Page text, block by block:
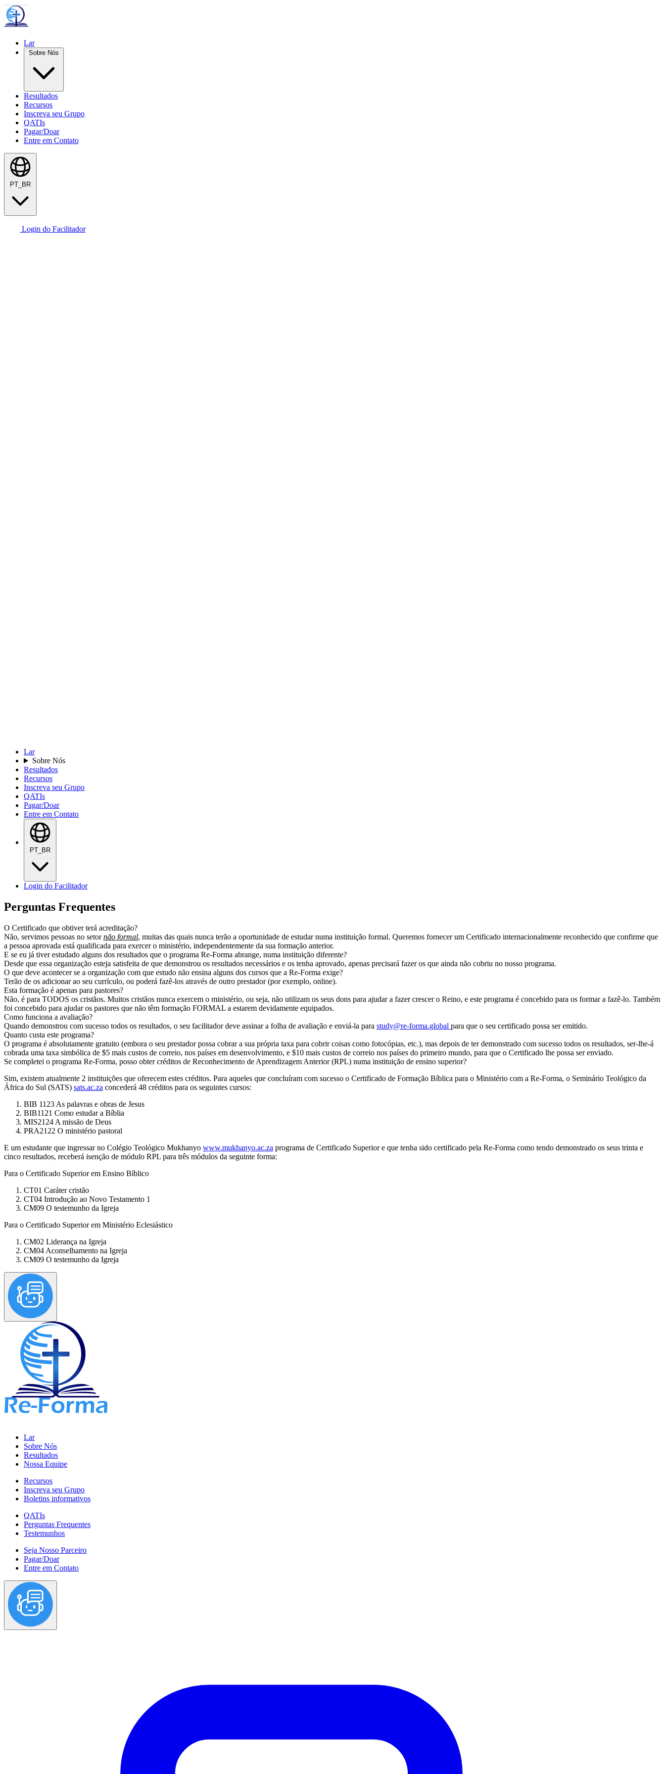
Lar
Sobre Nós
Resultados
Recursos
Inscreva seu Grupo
QATIs
Pagar/Doar
Entre em Contato
PT_BR
Login do Facilitador
Lar
Sobre Nós
Resultados
Recursos
Inscreva seu Grupo
QATIs
Pagar/Doar
Entre em Contato
PT_BR
Login do Facilitador
Perguntas Frequentes
O Certificado que obtiver terá acreditação?
Não, servimos pessoas no setornão formal, muitas das quais nunca terão a oportunidade de estudar numa instituição formal. Queremos fornecer um Certificado internacionalmente reconhecido que confirme que
a pessoa aprovada está qualificada para exercer o ministério, independentemente da sua formação anterior.
E se eu já tiver estudado alguns dos resultados que o programa Re-Forma abrange, numa instituição diferente?
Desde que essa organização esteja satisfeita de que demonstrou os resultados necessários e os tenha aprovado, apenas precisará fazer os que ainda não cobriu no nosso programa.
O que deve acontecer se a organização com que estudo não ensina alguns dos cursos que a Re-Forma exige?
Terão de os adicionar ao seu currículo, ou poderá fazê-los através de outro prestador (por exemplo, online).
Esta formação é apenas para pastores?
Não, é para TODOS os cristãos. Muitos cristãos nunca exercem o ministério, ou seja, não utilizam os seus dons para ajudar a fazer crescer o Reino, e este programa é concebido para os formar a fazê-lo. Também
foi concebido para ajudar os pastores que não têm formação FORMAL a estarem devidamente equipados.
Como funciona a avaliação?
Quando demonstrou com sucesso todos os resultados, o seu facilitador deve assinar a folha de avaliação e enviá-la para study@re-forma.global para que o seu certificado possa ser emitido.
Quanto custa este programa?
O programa é absolutamente gratuito (embora o seu prestador possa cobrar a sua própria taxa para cobrir coisas como fotocópias, etc.), mas depois de ter demonstrado com sucesso todos os resultados, ser-lhe-á
cobrada uma taxa simbólica de $5 mais custos de correio, nos países em desenvolvimento, e $10 mais custos de correio nos países do primeiro mundo, para que o Certificado lhe possa ser enviado.
Se completei o programa Re-Forma, posso obter créditos de Reconhecimento de Aprendizagem Anterior (RPL) numa instituição de ensino superior?
Sim, existem atualmente 2 instituições que oferecem estes créditos. Para aqueles que concluíram com sucesso o Certificado de Formação Bíblica para o Ministério com a Re-Forma, o Seminário Teológico da
África do Sul (SATS) sats.ac.za concederá 48 créditos para os seguintes cursos:
BIB 1123 As palavras e obras de Jesus
BIB1121 Como estudar a Bíblia
MIS2124 A missão de Deus
PRA2122 O ministério pastoral
E um estudante que ingressar no Colégio Teológico Mukhanyo www.mukhanyo.ac.za programa de Certificado Superior e que tenha sido certificado pela Re-Forma como tendo demonstrado os seus trinta e
cinco resultados, receberá isenção de módulo RPL para três módulos da seguinte forma:
Para o Certificado Superior em Ensino Bíblico
CT01 Caráter cristão
CT04 Introdução ao Novo Testamento 1
CM09 O testemunho da Igreja
Para o Certificado Superior em Ministério Eclesiástico
CM02 Liderança na Igreja
CM04 Aconselhamento na Igreja
CM09 O testemunho da Igreja
Lar
Sobre Nós
Resultados
Nossa Equipe
Recursos
Inscreva seu Grupo
Boletins informativos
QATIs
Perguntas Frequentes
Testemunhos
Seja Nosso Parceiro
Pagar/Doar
Entre em Contato